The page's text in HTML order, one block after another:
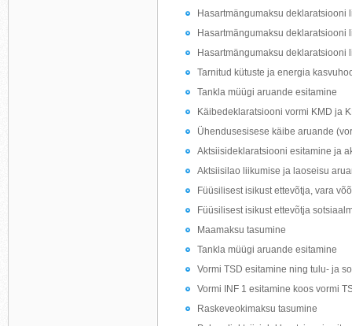
Hasartmängumaksu deklaratsiooni
Hasartmängumaksu deklaratsiooni
Hasartmängumaksu deklaratsiooni
Tarnitud kütuste ja energia
Tankla müügi aruande esitamine
Käibedeklaratsiooni vormi KMD ja
Ühendusesisese käibe aruande
Aktsiisideklaratsiooni esitamine ja
Aktsiisilao liikumise ja laoseisu
Füüsilisest isikust ettevõtja, vara
Füüsilisest isikust ettevõtja
Maamaksu tasumine
Tankla müügi aruande esitamine
Vormi TSD esitamine ning tulu- ja
Vormi INF 1 esitamine koos vormi
Raskeveokimaksu tasumine